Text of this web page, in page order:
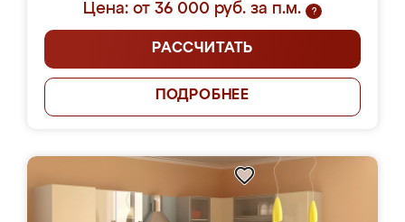
Цена: от 36 000 руб. за п.м.
?
РАССЧИТАТЬ
ПОДРОБНЕЕ